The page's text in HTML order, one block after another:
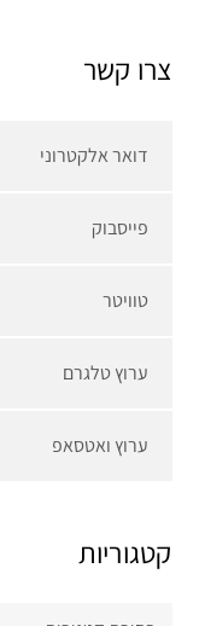
צרו קשר
דואר אלקטרוני
פייסבוק
טוויטר
ערוץ טלגרם
ערוץ ואטסאפ
קטגוריות